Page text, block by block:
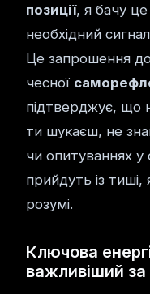
позиції, я бачу це
необхідний
Це запрошення
чесної
підтверджує, що
ти шукаєш, не
чи опитуваннях
прийдуть із
розумі.
Ключова
важливіший за